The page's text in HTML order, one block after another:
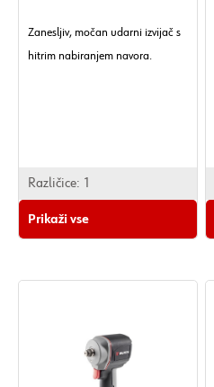
Zanesljiv, močan udarni izvijač s
hitrim nabiranjem navora.
Različice: 1
Prikaži vse